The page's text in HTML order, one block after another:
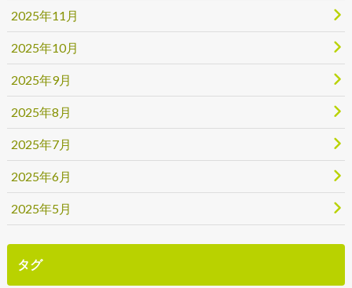
2025年11月
2025年10月
2025年9月
2025年8月
2025年7月
2025年6月
2025年5月
タグ